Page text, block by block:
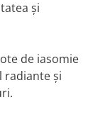
şi
de iasomie
radiante şi